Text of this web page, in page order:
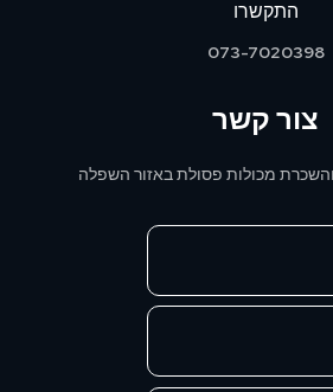
התקשרו
073-7020398
צור קשר
מכולות פסולת באזור השפלה